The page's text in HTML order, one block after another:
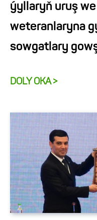
ýyllaryň uruş
weteranlaryna
sowgatlary
DOLY OKA >